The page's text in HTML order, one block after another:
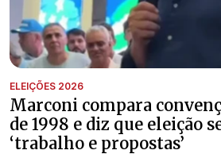
ELEIÇÕES 2026
Marconi compara
de 1998 e diz que eleição
‘trabalho e propostas’